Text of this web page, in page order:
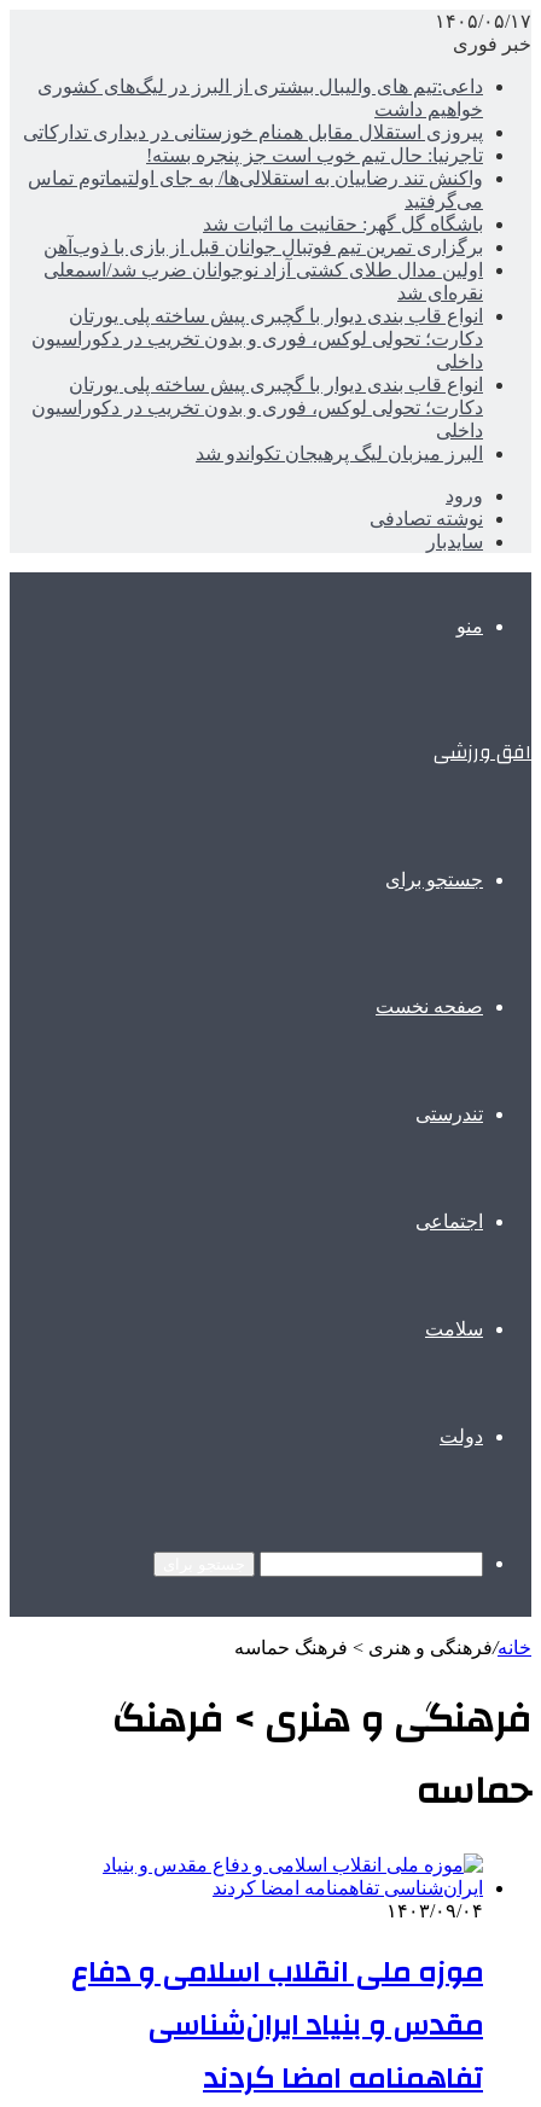
۱۴۰۵/۰۵/۱۷
خبر فوری
داعی:تیم های والیبال بیشتری از البرز در لیگ‌های کشوری
خواهیم داشت
پیروزی استقلال مقابل همنام خوزستانی در دیداری تدارکاتی
تاجرنیا: حال تیم خوب است جز پنجره بسته!
واکنش تند رضاییان به استقلالی‌ها/ به جای اولتیماتوم تماس
می‌گرفتید
باشگاه گل گهر: حقانیت ما اثبات شد
برگزاری تمرین تیم فوتبال جوانان قبل از بازی با ذوب‌آهن
اولین مدال طلای کشتی آزاد نوجوانان ضرب شد/اسمعلی
نقره‌ای شد
انواع قاب بندی دیوار با گچبری پیش ساخته پلی یورتان
دکارت؛ تحولی لوکس، فوری و بدون تخریب در دکوراسیون
داخلی
انواع قاب بندی دیوار با گچبری پیش ساخته پلی یورتان
دکارت؛ تحولی لوکس، فوری و بدون تخریب در دکوراسیون
داخلی
البرز میزبان لیگ پرهیجان تکواندو شد
ورود
نوشته تصادفی
سایدبار
منو
افق ورزشی
جستجو برای
صفحه نخست
تندرستی
اجتماعی
سلامت
دولت
خانه/فرهنگی و هنری > فرهنگ حماسه
فرهنگی و هنری > فرهنگ
حماسه
۱۴۰۳/۰۹/۰۴
موزه ملی انقلاب اسلامی و دفاع
مقدس و بنیاد ایران‌شناسی
تفاهمنامه امضا کردند